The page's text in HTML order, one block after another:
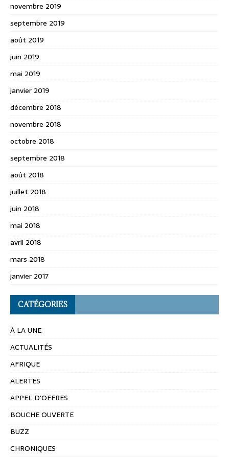
novembre 2019
septembre 2019
août 2019
juin 2019
mai 2019
janvier 2019
décembre 2018
novembre 2018
octobre 2018
septembre 2018
août 2018
juillet 2018
juin 2018
mai 2018
avril 2018
mars 2018
janvier 2017
CATÉGORIES
À LA UNE
ACTUALITÉS
AFRIQUE
ALERTES
APPEL D'OFFRES
BOUCHE OUVERTE
BUZZ
CHRONIQUES